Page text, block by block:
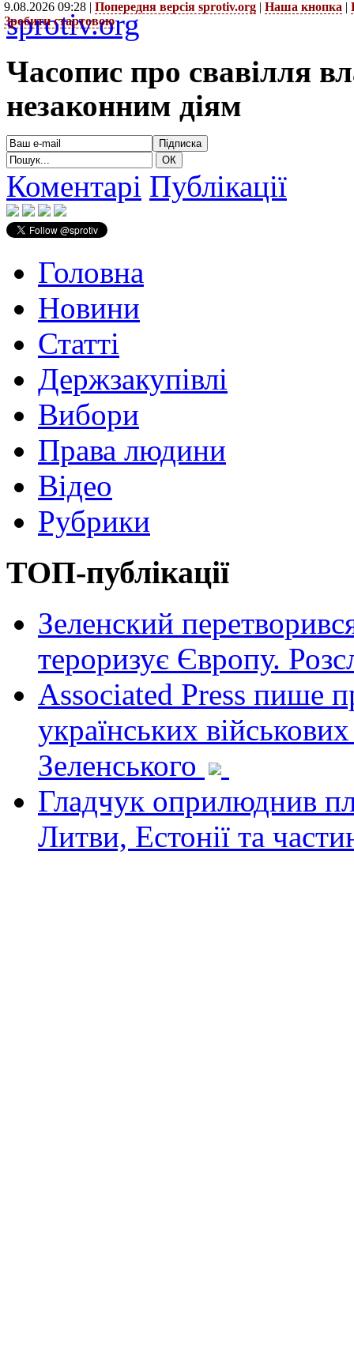
9.08.2026 09:28 | Попередня версія sprotiv.org | Наша кнопка |
Зробити стартовою
sprotiv.org
Часопис про свавілля
незаконним діям
Коментарі Публікації
Головна
Новини
Статті
Держзакупівлі
Вибори
Права людини
Відео
Рубрики
ТОП-публікації
Зеленский
тероризує Європу.
Associated Press пише
українських
Зеленського
Гладчук оприлюднив
Литви, Естонії та